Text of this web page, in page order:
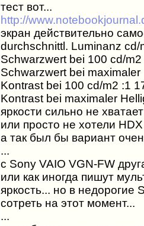
тест вот...
http://
экран действительно
durchschnittl. Luminanz cd/
Schwarzwert bei 100 cd/m2
Schwarzwert bei maximaler
Kontrast bei 100 cd/m2 :1
Kontrast bei maximaler
яркости сильно не
или просто не хотели
а так был бы вариант
...
с Sony VAIO VGN-FW
или как иногда пишут
яркость... но в недорогие
сотреть на этот момент...
...